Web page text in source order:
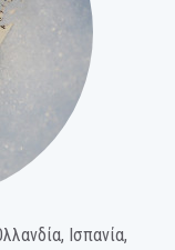
Ισπανία,